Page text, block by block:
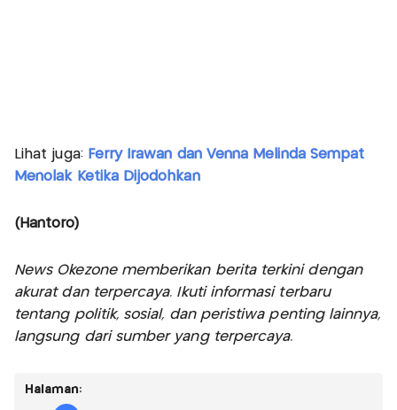
Lihat juga: Ferry Irawan dan Venna Melinda Sempat
Menolak Ketika Dijodohkan
(Hantoro)
News Okezone memberikan berita terkini dengan
akurat dan terpercaya. Ikuti informasi terbaru
tentang politik, sosial, dan peristiwa penting lainnya,
langsung dari sumber yang terpercaya.
Halaman: